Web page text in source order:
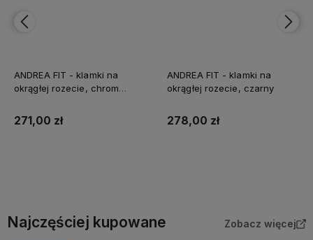
ANDREA FIT - klamki na
okrągłej rozecie, chrom
271,00 zł
ANDREA FIT - klamki na
okrągłej rozecie, czarny
278,00 zł
Najczęściej kupowane Zobacz więcej